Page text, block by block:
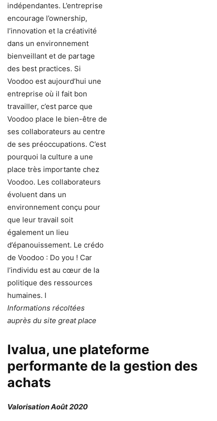
indépendantes. L’entreprise
encourage l’ownership,
l’innovation et la créativité
dans un environnement
bienveillant et de partage
des best practices. Si
Voodoo est aujourd’hui une
entreprise où il fait bon
travailler, c’est parce que
Voodoo place le bien-être de
ses collaborateurs au centre
de ses préoccupations. C’est
pourquoi la culture a une
place très importante chez
Voodoo. Les collaborateurs
évoluent dans un
environnement conçu pour
que leur travail soit
également un lieu
d’épanouissement. Le crédo
de Voodoo : Do you ! Car
l’individu est au cœur de la
politique des ressources
humaines. l
Informations récoltées
auprès du site great place
Ivalua, une plateforme
performante de la gestion des
achats
Valorisation Août 2020